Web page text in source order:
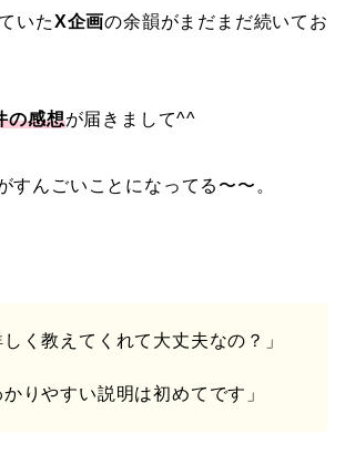
いたX企画の余韻がまだまだ続いてお
の感想が届きまして^^
すんごいことになってる〜〜。
しく教えてくれて大丈夫なの？」
かりやすい説明は初めてです」